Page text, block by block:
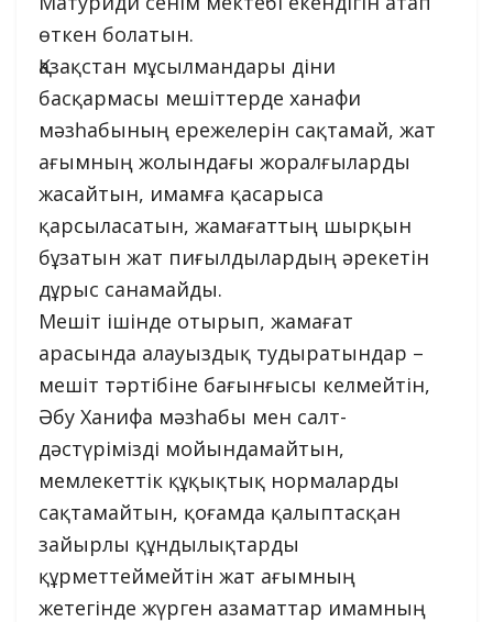
өткен болатын.
Қазақстан мұсылмандары діни
басқармасы мешіттерде ханафи
мәзһабының ережелерін сақтамай, жат
ағымның жолындағы жоралғыларды
жасайтын, имамға қасарыса
қарсыласатын, жамағаттың шырқын
бұзатын жат пиғылдылардың әрекетін
дұрыс санамайды.
Мешіт ішінде отырып, жамағат
арасында алауыздық тудыратындар –
мешіт тәртібіне бағынғысы келмейтін,
Әбу Ханифа мәзһабы мен салт-
дәстүрімізді мойындамайтын,
мемлекеттік құқықтық нормаларды
сақтамайтын, қоғамда қалыптасқан
зайырлы құндылықтарды
құрметтеймейтін жат ағымның
жетегінде жүрген азаматтар имамның